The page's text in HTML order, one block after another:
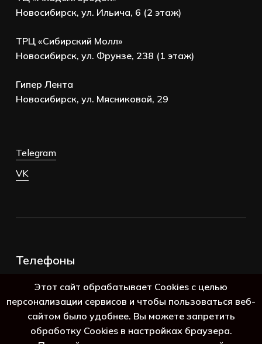
Новосибирск, ул. Ильича, 6 (2 этаж)
ТРЦ «Сибирский Молл»
Новосибирск, ул. Фрунзе, 238 (1 этаж)
Гипер Лента
Новосибирск, ул. Мясниковой, 29
Telegram
VK
Телефоны
8 (800) 250-69-39
Этот сайт обрабатывает Cookies с целью
персонализации сервисов и чтобы пользоваться веб-
сайтом было удобнее. Вы можете запретить
обработку Cookies в настройках браузера.